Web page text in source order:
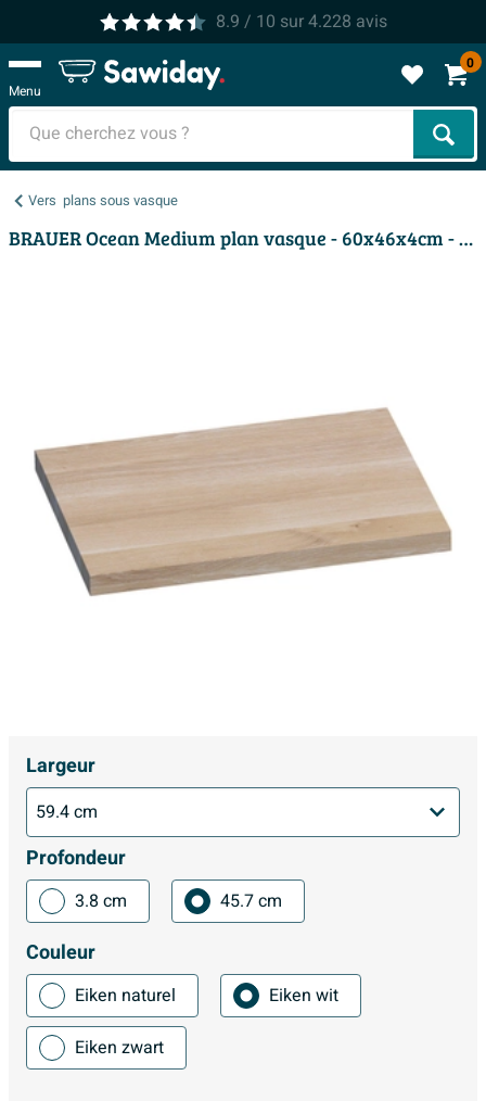
8.9 / 10 sur4.228 avis
Menu
0
Vers plans sous vasque
BRAUER Ocean Medium plan vasque - 60x46x4cm - lattes chêne blanc
Largeur
Profondeur
3.8 cm 45.7 cm
Couleur
Eiken naturel
Eiken wit
Eiken zwart